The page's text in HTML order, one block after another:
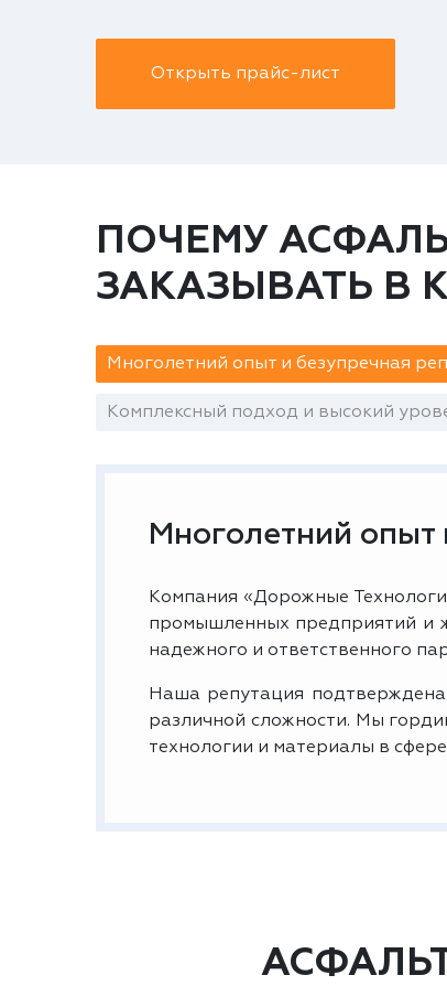
Открыть прайс-лист
ПОЧЕМУ
ЗАКАЗЫВАТЬ В
Многолетний опыт и безупречная
Комплексный подход и высокий
Многолетний опыт
Компания «Дорожные
промышленных предприятий и
надежного и ответственного
Наша репутация
различной сложности. Мы
технологии и материалы в